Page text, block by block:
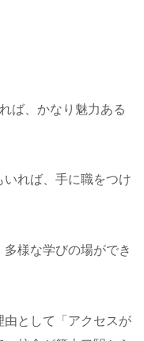
ば、かなり魅力ある
れば、手に職をつけ
様な学びの場ができ
として「アクセスが